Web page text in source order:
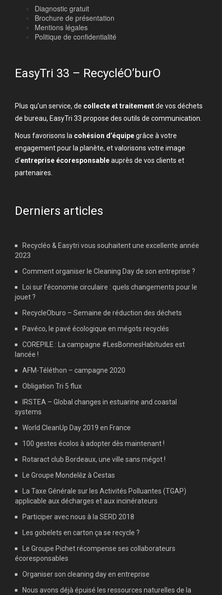
Diagnostic gratuit
Brochure de présentation
Mentions légales
Politique de confidentialité
EasyTri 33 – RecycléO’burO
Plus qu’un service, de collecte et traitementde vos déchets
de bureau, EasyTri 33 propose des outils de communication.
Nous favorisons la cohésion d’équipegrâce à votre
engagement pour la planète, et valorisons votre image
d’entreprise écoresponsableauprès de vos clients et
partenaires.
Derniers articles
Recycléo & Easytri vous souhaitent une excellente année
2023
Comment organiser le Cleaning Day de son entreprise ?
Loi sur l’économie circulaire : quels changements pour le
jouet ?
RecycleOburo – Semaine de réduction des déchets
Pavéco, le pavé écologique en mégots recyclés
COREPILE : La campagne #LesBonnesHabitudes est
lancée !
AFM-Téléthon – campagne 2020
Obligation Tri 5 flux
IRSTEA – Global changes in estuarine and coastal
systems
World CleanUp Day 2019 en France
100 gestes écolos à adopter dès maintenant !
Rotaract club Bordeaux, une ville sans mégot !
Le Groupe Mondelēz à Cestas
La Taxe Générale sur les Activités Polluantes (TGAP)
applicable aux décharges et aux incinérateurs
Participer avec nous à la SERD 2018
Les gobelets en carton ça se recycle ?
Le Groupe Pichet récompense ses collaborateurs
écoresponsables
Organiser son cleaning day en entreprise
Nous avons déjà épuisé les ressources naturelles de la